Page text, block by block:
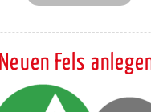
Neuen Fels